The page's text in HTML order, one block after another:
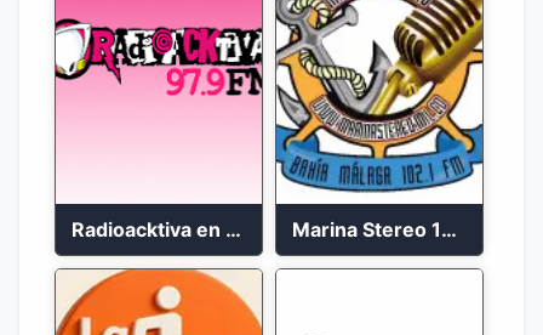
Radioacktiva en vivo 97.9 FM Marina Stereo 102.1 FM